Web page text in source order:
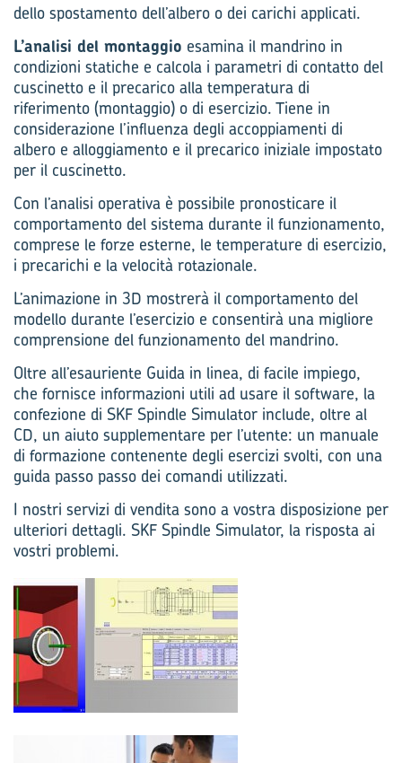
dello spostamento dell’albero o dei carichi applicati.
L’analisi del montaggio esamina il mandrino in
condizioni statiche e calcola i parametri di contatto del
cuscinetto e il precarico alla temperatura di
riferimento (montaggio) o di esercizio. Tiene in
considerazione l’influenza degli accoppiamenti di
albero e alloggiamento e il precarico iniziale impostato
per il cuscinetto.
Con l’analisi operativa è possibile pronosticare il
comportamento del sistema durante il funzionamento,
comprese le forze esterne, le temperature di esercizio,
i precarichi e la velocità rotazionale.
L’animazione in 3D mostrerà il comportamento del
modello durante l’esercizio e consentirà una migliore
comprensione del funzionamento del mandrino.
Oltre all’esauriente Guida in linea, di facile impiego,
che fornisce informazioni utili ad usare il software, la
confezione di SKF Spindle Simulator include, oltre al
CD, un aiuto supplementare per l’utente: un manuale
di formazione contenente degli esercizi svolti, con una
guida passo passo dei comandi utilizzati.
I nostri servizi di vendita sono a vostra disposizione per
ulteriori dettagli. SKF Spindle Simulator, la risposta ai
vostri problemi.